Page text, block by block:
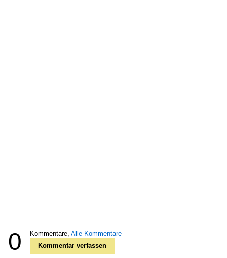
0 Kommentare, Alle Kommentare
Kommentar verfassen